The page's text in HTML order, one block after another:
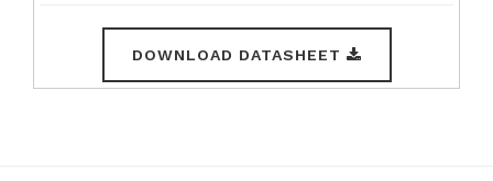
DOWNLOAD DATASHEET